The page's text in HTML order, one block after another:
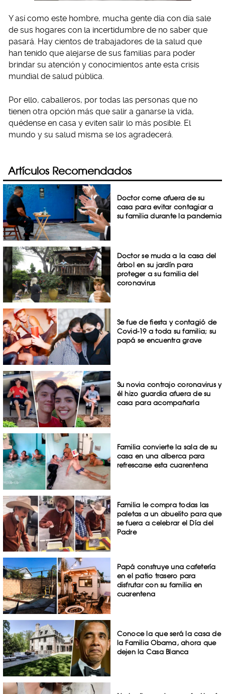
Y así como este hombre, mucha gente día con día sale
de sus hogares con la incertidumbre de no saber que
pasará. Hay cientos de trabajadores de la salud que
han tenido que alejarse de sus familias para poder
brindar su atención y conocimientos ante esta crisis
mundial de salud pública.
Por ello, caballeros, por todas las personas que no
tienen otra opción más que salir a ganarse la vida,
quédense en casa y eviten salir lo más posible. El
mundo y su salud misma se los agradecerá.
Artículos Recomendados
Doctor come afuera de su
casa para evitar contagiar a
su familia durante la pandemia
Doctor se muda a la casa del
árbol en su jardín para
proteger a su familia del
coronavirus
Se fue de fiesta y contagió de
Covid-19 a toda su familia; su
papá se encuentra grave
Su novia contrajo coronavirus y
él hizo guardia afuera de su
casa para acompañarla
Familia convierte la sala de su
casa en una alberca para
refrescarse esta cuarentena
Familia le compra todas las
paletas a un abuelito para que
se fuera a celebrar el Día del
Padre
Papá construye una cafetería
en el patio trasero para
disfrutar con su familia en
cuarentena
Conoce la que será la casa de
la Familia Obama, ahora que
dejen la Casa Blanca